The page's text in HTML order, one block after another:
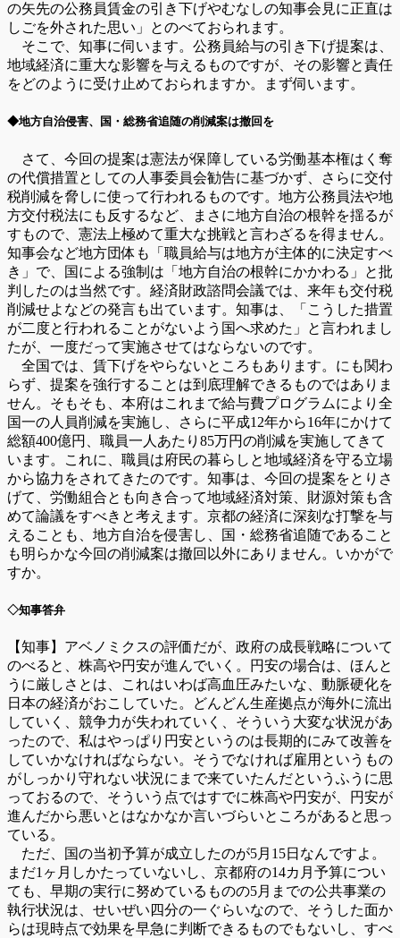
の矢先の公務員賃金の引き下げやむなしの知事会見に正直は
しごを外された思い」とのべておられます。
そこで、知事に伺います。公務員給与の引き下げ提案は、
地域経済に重大な影響を与えるものですが、その影響と責任
をどのように受け止めておられますか。まず伺います。
◆地方自治侵害、国・総務省追随の削減案は撤回を
さて、今回の提案は憲法が保障している労働基本権はく奪
の代償措置としての人事委員会勧告に基づかず、さらに交付
税削減を脅しに使って行われるものです。地方公務員法や地
方交付税法にも反するなど、まさに地方自治の根幹を揺るが
すもので、憲法上極めて重大な挑戦と言わざるを得ません。
知事会など地方団体も「職員給与は地方が主体的に決定すべ
き」で、国による強制は「地方自治の根幹にかかわる」と批
判したのは当然です。経済財政諮問会議では、来年も交付税
削減せよなどの発言も出ています。知事は、「こうした措置
が二度と行われることがないよう国へ求めた」と言われまし
たが、一度だって実施させてはならないのです。
全国では、賃下げをやらないところもあります。にも関わ
らず、提案を強行することは到底理解できるものではありま
せん。そもそも、本府はこれまで給与費プログラムにより全
国一の人員削減を実施し、さらに平成12年から16年にかけて
総額400億円、職員一人あたり85万円の削減を実施してきて
います。これに、職員は府民の暮らしと地域経済を守る立場
から協力をされてきたのです。知事は、今回の提案をとりさ
げて、労働組合とも向き合って地域経済対策、財源対策も含
めて論議をすべきと考えます。京都の経済に深刻な打撃を与
えることも、地方自治を侵害し、国・総務省追随であること
も明らかな今回の削減案は撤回以外にありません。いかがで
すか。
◇知事答弁
【知事】アベノミクスの評価だが、政府の成長戦略について
のべると、株高や円安が進んでいく。円安の場合は、ほんと
うに厳しさとは、これはいわば高血圧みたいな、動脈硬化を
日本の経済がおこしていた。どんどん生産拠点が海外に流出
していく、競争力が失われていく、そういう大変な状況があ
ったので、私はやっぱり円安というのは長期的にみて改善を
していかなければならない。そうでなければ雇用というもの
がしっかり守れない状況にまで来ていたんだというふうに思
っておるので、そういう点ではすでに株高や円安が、円安が
進んだから悪いとはなかなか言いづらいところがあると思っ
ている。
ただ、国の当初予算が成立したのが5月15日なんですよ。
まだ1ヶ月しかたっていないし、京都府の14カ月予算につい
ても、早期の実行に努めているものの5月までの公共事業の
執行状況は、せいぜい四分の一ぐらいなので、そうした面か
らは現時点で効果を早急に判断できるものでもないし、すべ